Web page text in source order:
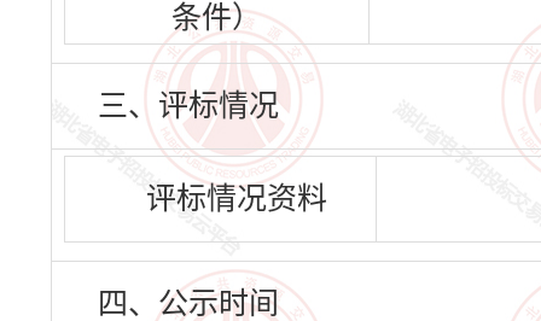
条件）
三、评标情况
评标情况资料
四、公示时间